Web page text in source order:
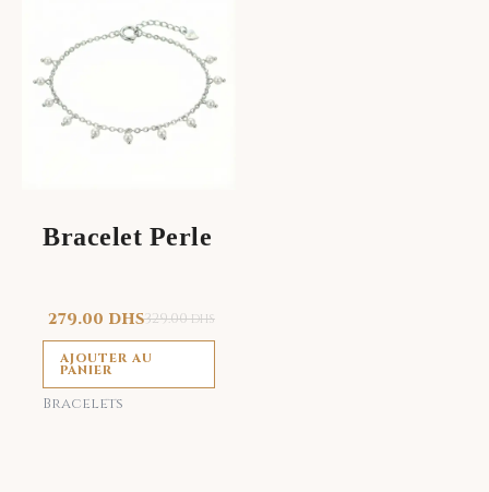
Bracelet Perle
329.00DHS
279.00 DHS
AJOUTER AU
PANIER
Bracelets